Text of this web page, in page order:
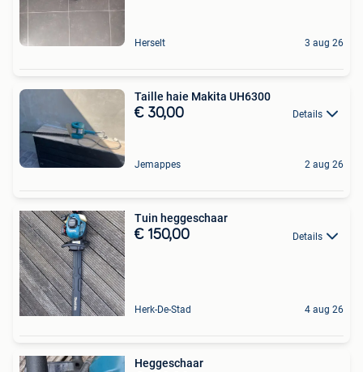
Herselt 3 aug 26
Taille haie Makita UH6300
€ 30,00 Details
Jemappes 2 aug 26
Tuin heggeschaar
€ 150,00 Details
Herk-De-Stad 4 aug 26
Heggeschaar